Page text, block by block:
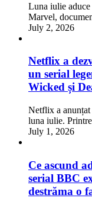
Luna iulie
Marvel,
July 2, 2026
Netflix a
un serial
Wicked și
Netflix a anunțat
luna iulie.
July 1, 2026
Ce ascund
serial BBC
destrăma o